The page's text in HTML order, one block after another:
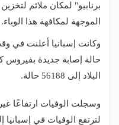
برنابيو" لمكان ملائم
الموجهة لمكافهة هذا الوباء.
حالة إصابة جديدة بفيروس
البلاد إلى 56188 حالة.
لترتفع الوفيات في إسبانيا إلى 4089